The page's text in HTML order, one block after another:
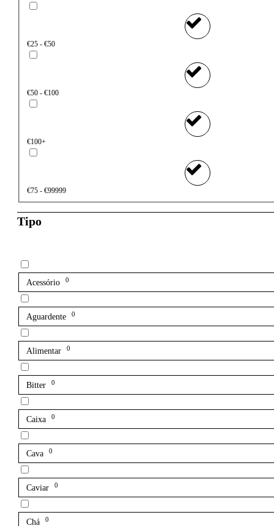
€25 - €50
€50 - €100
€100+
€75 - €99999
Tipo
Acessório 0
Aguardente 0
Alimentar 0
Bitter 0
Caixa 0
Cava 0
Caviar 0
Chá 0